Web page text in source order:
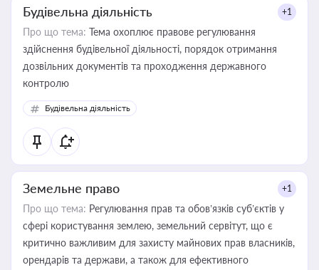
Будівельна діяльність +1
Про що тема: Тема охоплює правове регулювання
здійснення будівельної діяльності, порядок отримання
дозвільних документів та проходження державного
контролю
Будівельна діяльність
Земельне право +1
Про що тема: Регулювання прав та обов’язків суб’єктів у
сфері користування землею, земельний сервітут, що є
критично важливим для захисту майнових прав власників,
орендарів та держави, а також для ефективного